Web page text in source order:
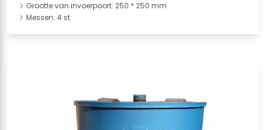
Grootte van invoerpoort: 250 * 250 mm
Messen: 4 st